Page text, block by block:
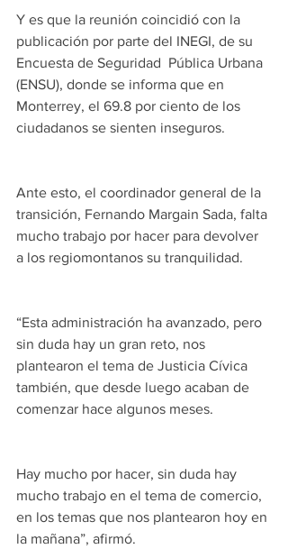
Y es que la reunión coincidió con la
publicación por parte del INEGI, de su
Encuesta de Seguridad  Pública Urbana
(ENSU), donde se informa que en
Monterrey, el 69.8 por ciento de los
ciudadanos se sienten inseguros.
Ante esto, el coordinador general de la
transición, Fernando Margain Sada, falta
mucho trabajo por hacer para devolver
a los regiomontanos su tranquilidad.
“Esta administración ha avanzado, pero
sin duda hay un gran reto, nos
plantearon el tema de Justicia Cívica
también, que desde luego acaban de
comenzar hace algunos meses.
Hay mucho por hacer, sin duda hay
mucho trabajo en el tema de comercio,
en los temas que nos plantearon hoy en
la mañana”, afirmó.